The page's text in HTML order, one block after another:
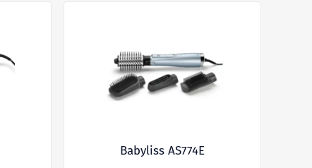
Babyliss AS774E